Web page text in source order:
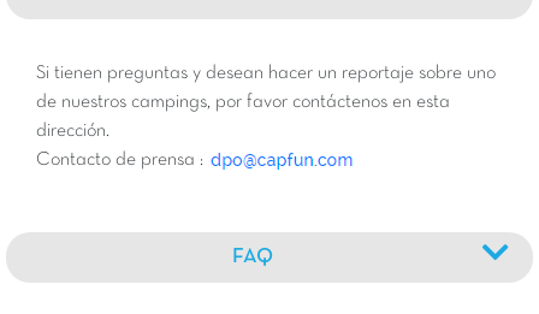
Si tienen preguntas y desean hacer un reportaje sobre uno
de nuestros campings, por favor contáctenos en esta
dirección.
Contacto de prensa :
FAQ